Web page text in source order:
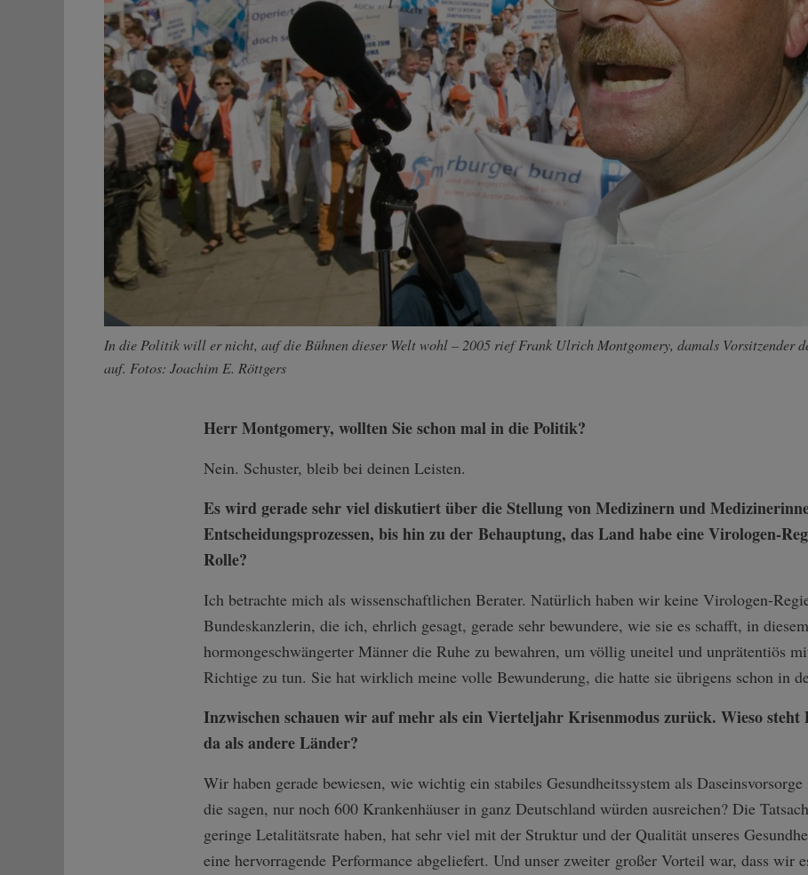
In die Politik will er nicht, auf die Bühnen dieser Welt wohl – 2005 rief Frank Ulrich Montgomery, damals Vorsitzender
auf. Fotos: Joachim E. Röttgers
Herr Montgomery, wollten Sie schon mal in die Politik?
Nein. Schuster, bleib bei deinen Leisten.
Es wird gerade sehr viel diskutiert über die Stellung von Medizinern und
Entscheidungsprozessen, bis hin zu der Behauptung, das Land habe eine Virologen-
Rolle?
Ich betrachte mich als wissenschaftlichen Berater. Natürlich haben wir keine Virologen-
Bundeskanzlerin, die ich, ehrlich gesagt, gerade sehr bewundere, wie sie es schafft, in
hormongeschwängerter Männer die Ruhe zu bewahren, um völlig uneitel und unprätentiös
Richtige zu tun. Sie hat wirklich meine volle Bewunderung, die hatte sie übrigens schon in
Inzwischen schauen wir auf mehr als ein Vierteljahr Krisenmodus zurück. Wieso steht
da als andere Länder?
Wir haben gerade bewiesen, wie wichtig ein stabiles Gesundheitssystem als
die sagen, nur noch 600 Krankenhäuser in ganz Deutschland würden ausreichen? Die
geringe Letalitätsrate haben, hat sehr viel mit der Struktur und der Qualität unseres
eine hervorragende Performance abgeliefert. Und unser zweiter großer Vorteil war, dass wir